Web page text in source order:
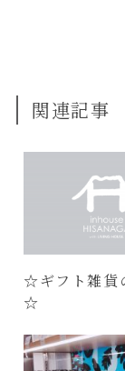
関連記事
☆ギフト雑貨
☆